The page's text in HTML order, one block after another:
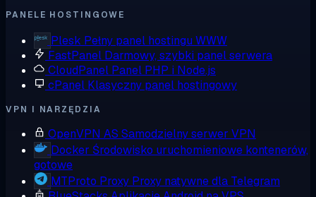
PANELE HOSTINGOWE
Plesk Pełny panel hostingu WWW
FastPanel Darmowy, szybki panel serwera
CloudPanel Panel PHP i Node.js
cPanel Klasyczny panel hostingowy
VPN I NARZĘDZIA
OpenVPN AS Samodzielny serwer VPN
Docker Środowisko uruchomieniowe kontenerów,
gotowe
MTProto Proxy Proxy natywne dla Telegram